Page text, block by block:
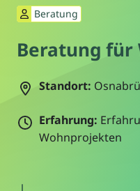
Beratung
Beratung für
Standort:
Erfahrung:
Wohnprojekten